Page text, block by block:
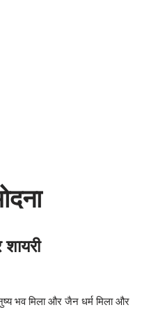
भव मिला और जैन धर्म मिला और